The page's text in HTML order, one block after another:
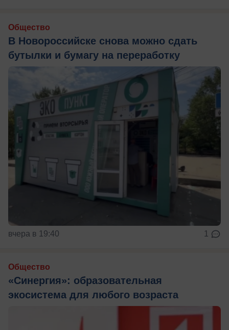
Общество
В Новороссийске снова можно сдать
бутылки и бумагу на переработку
вчера в 19:40 1
Общество
«Синергия»: образовательная
экосистема для любого возраста